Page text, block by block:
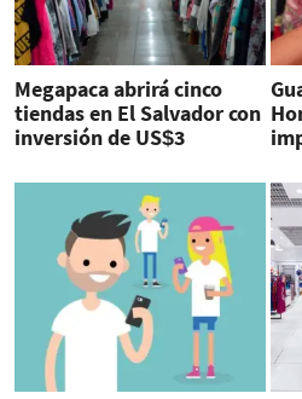
Megapaca abrirá cinco
tiendas en El Salvador con
inversión de US$3
en